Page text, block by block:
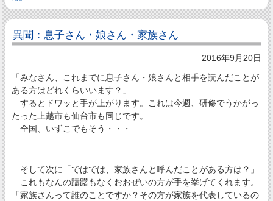
異聞：息子さん・娘さん・家族さん
2016年9月20日
「みなさん、これまでに息子さん・娘さんと相手を読んだことが
ある方はどれくらいいます？」
するとドワッと手が上がります。これは今週、研修でうかがっ
たった上越市も仙台市も同じです。
全国、いずこでもそう・・・
そして次に「ではでは、家族さんと呼んだことがある方は？」
これもなんの躊躇もなくおおぜいの方が手を挙げてくれます。
「家族さんって誰のことですか？その方が家族を代表しているの